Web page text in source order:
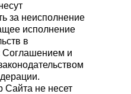
за неисполнение
исполнение
в
Соглашением и
Сайта не несет